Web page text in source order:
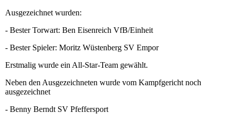
Ausgezeichnet wurden:
- Bester Torwart: Ben Eisenreich VfB/Einheit
- Bester Spieler: Moritz Wüstenberg SV Empor
Erstmalig wurde ein All-Star-Team gewählt.
Neben den Ausgezeichneten wurde vom Kampfgericht noch
ausgezeichnet
- Benny Berndt SV Pfeffersport